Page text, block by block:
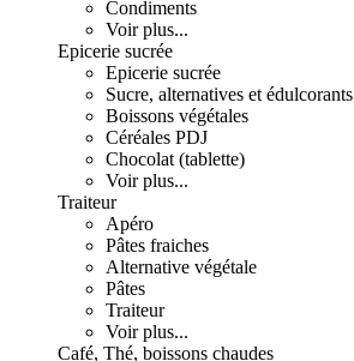
Condiments
Voir plus...
Epicerie sucrée
Epicerie sucrée
Sucre, alternatives et édulcorants
Boissons végétales
Céréales PDJ
Chocolat (tablette)
Voir plus...
Traiteur
Apéro
Pâtes fraiches
Alternative végétale
Pâtes
Traiteur
Voir plus...
Café, Thé, boissons chaudes